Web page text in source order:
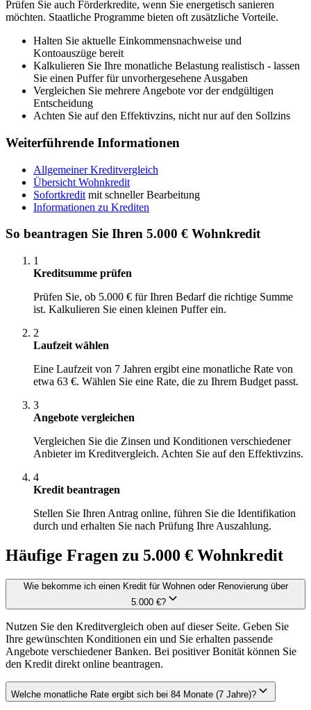
Prüfen Sie auch Förderkredite, wenn Sie energetisch sanieren
möchten. Staatliche Programme bieten oft zusätzliche Vorteile.
Halten Sie aktuelle Einkommensnachweise und
Kontoauszüge bereit
Kalkulieren Sie Ihre monatliche Belastung realistisch - lassen
Sie einen Puffer für unvorhergesehene Ausgaben
Vergleichen Sie mehrere Angebote vor der endgültigen
Entscheidung
Achten Sie auf den Effektivzins, nicht nur auf den Sollzins
Weiterführende Informationen
Allgemeiner Kreditvergleich
Übersicht Wohnkredit
Sofortkredit mit schneller Bearbeitung
Informationen zu Krediten
So beantragen Sie Ihren 5.000 € Wohnkredit
1
Kreditsumme prüfen
Prüfen Sie, ob 5.000 € für Ihren Bedarf die richtige Summe
ist. Kalkulieren Sie einen kleinen Puffer ein.
2
Laufzeit wählen
Eine Laufzeit von 7 Jahren ergibt eine monatliche Rate von
etwa 63 €. Wählen Sie eine Rate, die zu Ihrem Budget passt.
3
Angebote vergleichen
Vergleichen Sie die Zinsen und Konditionen verschiedener
Anbieter im Kreditvergleich. Achten Sie auf den Effektivzins.
4
Kredit beantragen
Stellen Sie Ihren Antrag online, führen Sie die Identifikation
durch und erhalten Sie nach Prüfung Ihre Auszahlung.
Häufige Fragen zu 5.000 € Wohnkredit
Wie bekomme ich einen Kredit für Wohnen oder Renovierung über
5.000 €?
Nutzen Sie den Kreditvergleich oben auf dieser Seite. Geben Sie
Ihre gewünschten Konditionen ein und Sie erhalten passende
Angebote verschiedener Banken. Bei positiver Bonität können Sie
den Kredit direkt online beantragen.
Welche monatliche Rate ergibt sich bei 84 Monate (7 Jahre)?